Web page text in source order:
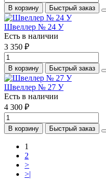
В корзину Быстрый заказ
Швеллер № 24 У
Есть в наличии
3 350 ₽
В корзину Быстрый заказ
Швеллер № 27 У
Есть в наличии
4 300 ₽
В корзину Быстрый заказ
1
2
>
>|